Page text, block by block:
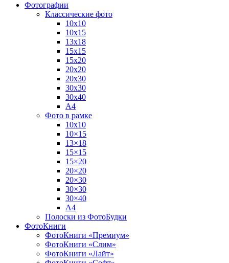
Фотографии
Классические фото
10х10
10х15
13х18
15х15
15х20
20х20
20х30
30х30
30х40
А4
Фото в рамке
10х10
10×15
13×18
15×15
15×20
20×20
20×30
30×30
30×40
A4
Полоски из ФотоБудки
ФотоКниги
ФотоКниги «Премиум»
ФотоКниги «Слим»
ФотоКниги «Лайт»